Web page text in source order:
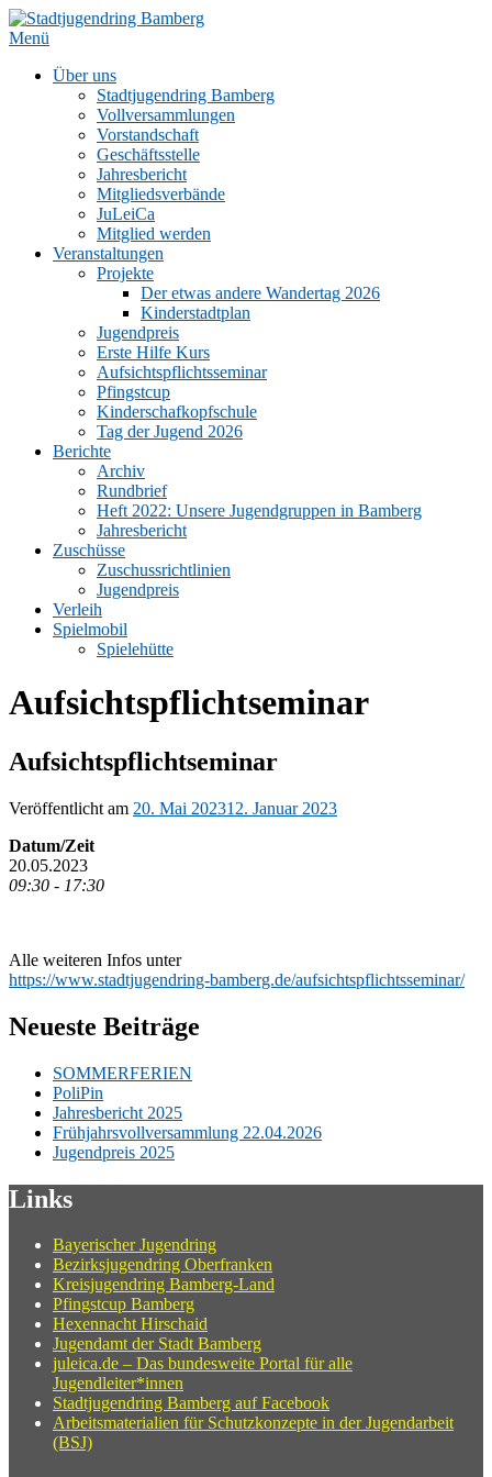
Zum
Inhalt
Menü
Über uns
Stadtjugendring Bamberg
Vollversammlungen
Vorstandschaft
Geschäftsstelle
Jahresbericht
Mitgliedsverbände
JuLeiCa
Mitglied werden
Veranstaltungen
Projekte
Der etwas andere Wandertag 2026
Kinderstadtplan
Jugendpreis
Erste Hilfe Kurs
Aufsichtspflichtsseminar
Pfingstcup
Kinderschafkopfschule
Tag der Jugend 2026
Berichte
Archiv
Rundbrief
Heft 2022: Unsere Jugendgruppen in Bamberg
Jahresbericht
Zuschüsse
Zuschussrichtlinien
Jugendpreis
Verleih
Spielmobil
Spielehütte
Aufsichtspflichtseminar
Aufsichtspflichtseminar
Veröffentlicht am 20. Mai 202312. Januar 2023
Datum/Zeit
20.05.2023
09:30 - 17:30
Alle weiteren Infos unter
https://www.stadtjugendring-bamberg.de/aufsichtspflichtsseminar/
Neueste Beiträge
SOMMERFERIEN
PoliPin
Jahresbericht 2025
Frühjahrsvollversammlung 22.04.2026
Jugendpreis 2025
Links
Bayerischer Jugendring
Bezirksjugendring Oberfranken
Kreisjugendring Bamberg-Land
Pfingstcup Bamberg
Hexennacht Hirschaid
Jugendamt der Stadt Bamberg
juleica.de – Das bundesweite Portal für alle
Jugendleiter*innen
Stadtjugendring Bamberg auf Facebook
Arbeitsmaterialien für Schutzkonzepte in der Jugendarbeit
(BSJ)